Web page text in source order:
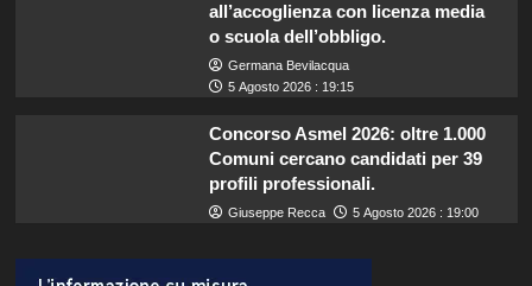
all’accoglienza con licenza media
o scuola dell’obbligo.
Germana Bevilacqua
5 Agosto 2026 : 19:15
Concorso Asmel 2026: oltre 1.000
Comuni cercano candidati per 39
profili professionali.
Giuseppe Recca 5 Agosto 2026 : 19:00